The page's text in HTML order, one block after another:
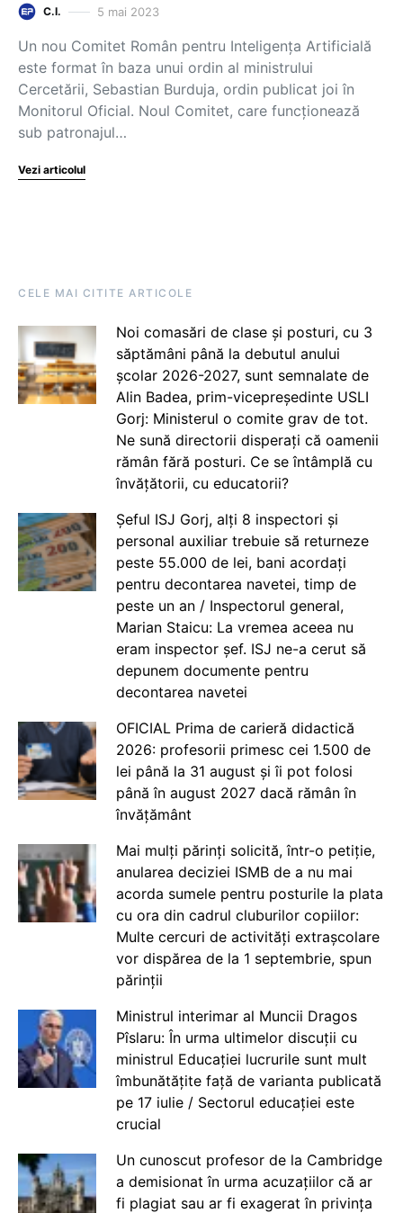
C.I. 5 mai 2023
Un nou Comitet Român pentru Inteligența Artificială
este format în baza unui ordin al ministrului
Cercetării, Sebastian Burduja, ordin publicat joi în
Monitorul Oficial. Noul Comitet, care funcționează
sub patronajul…
Vezi articolul
CELE MAI CITITE ARTICOLE
Noi comasări de clase și posturi, cu 3
săptămâni până la debutul anului
școlar 2026-2027, sunt semnalate de
Alin Badea, prim-vicepreședinte USLI
Gorj: Ministerul o comite grav de tot.
Ne sună directorii disperați că oamenii
rămân fără posturi. Ce se întâmplă cu
învățătorii, cu educatorii?
Șeful ISJ Gorj, alți 8 inspectori și
personal auxiliar trebuie să returneze
peste 55.000 de lei, bani acordați
pentru decontarea navetei, timp de
peste un an / Inspectorul general,
Marian Staicu: La vremea aceea nu
eram inspector șef. ISJ ne-a cerut să
depunem documente pentru
decontarea navetei
OFICIAL Prima de carieră didactică
2026: profesorii primesc cei 1.500 de
lei până la 31 august și îi pot folosi
până în august 2027 dacă rămân în
învățământ
Mai mulți părinți solicită, într-o petiție,
anularea deciziei ISMB de a nu mai
acorda sumele pentru posturile la plata
cu ora din cadrul cluburilor copiilor:
Multe cercuri de activități extrașcolare
vor dispărea de la 1 septembrie, spun
părinții
Ministrul interimar al Muncii Dragos
Pîslaru: În urma ultimelor discuții cu
ministrul Educației lucrurile sunt mult
îmbunătățite față de varianta publicată
pe 17 iulie / Sectorul educației este
crucial
Un cunoscut profesor de la Cambridge
a demisionat în urma acuzațiilor că ar
fi plagiat sau ar fi exagerat în privința